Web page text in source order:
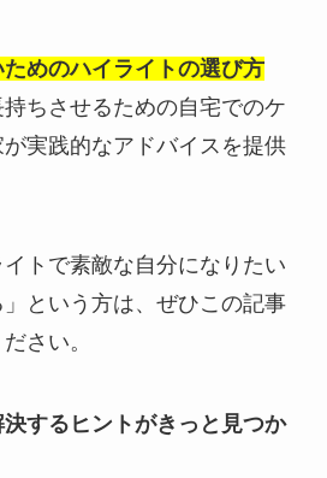
めのハイライトの選び方
ちさせるための自宅でのケ
実践的なアドバイスを提供
イトで素敵な自分になりたい
という方は、ぜひこの記事
さい。
するヒントがきっと見つか